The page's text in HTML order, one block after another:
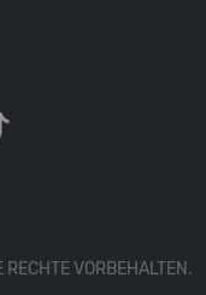
VORBEHALTEN.